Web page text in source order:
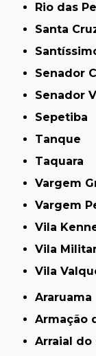
Rio das
Santa
Senador
Senador
Sepetiba
Tanque
Taquara
Vargem
Vargem
Vila
Vila
Vila
Araruama
Armação
Arraial